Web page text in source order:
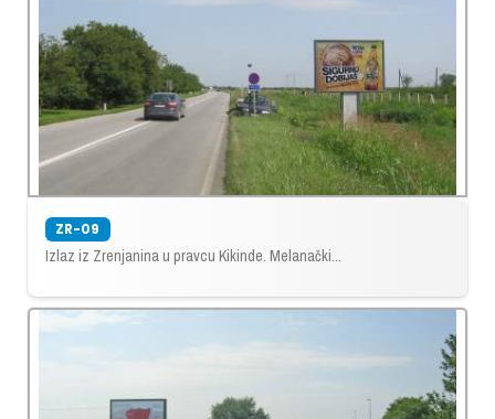
ZR-09
Izlaz iz Zrenjanina u pravcu Kikinde. Melanački...